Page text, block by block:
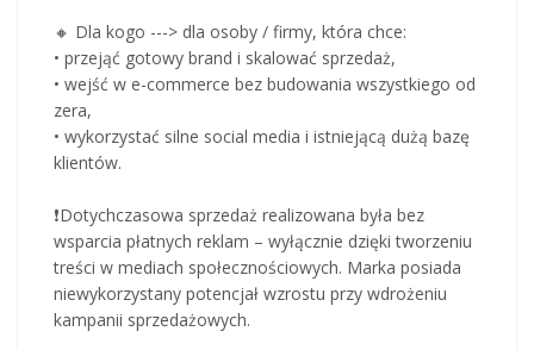
🔸 Dla kogo ---> dla osoby / firmy, która chce:
• przejąć gotowy brand i skalować sprzedaż,
• wejść w e-commerce bez budowania wszystkiego od
zera,
• wykorzystać silne social media i istniejącą dużą bazę
klientów.
❗️Dotychczasowa sprzedaż realizowana była bez
wsparcia płatnych reklam – wyłącznie dzięki tworzeniu
treści w mediach społecznościowych. Marka posiada
niewykorzystany potencjał wzrostu przy wdrożeniu
kampanii sprzedażowych.